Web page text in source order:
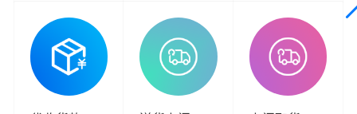
查看详细 查看详细 查看详细